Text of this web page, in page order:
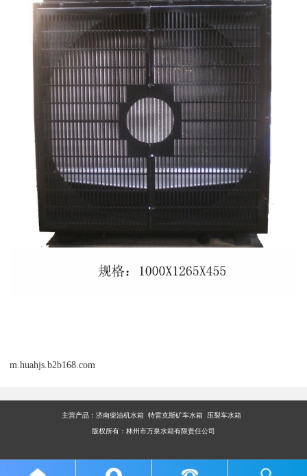
m.huahjs.b2b168.com
主营产品： 济南柴油机水箱 特雷克斯矿车水箱 压裂车水箱
版权所有：林州市万泉水箱有限责任公司